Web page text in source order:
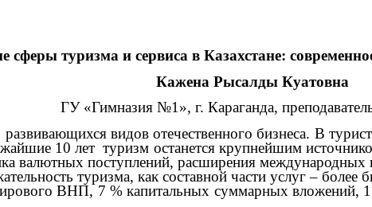
сферы туризма и сервиса в Казахстане:
Кажена Рысалды Куатовна
ГУ «Гимназия №1», г. Караганда,
видов отечественного бизнеса. В
10 лет туризм останется крупнейшим
валютных поступлений, расширения международных
туризма, как составной части услуг –
ВНП, 7 % капитальных суммарных вложений,